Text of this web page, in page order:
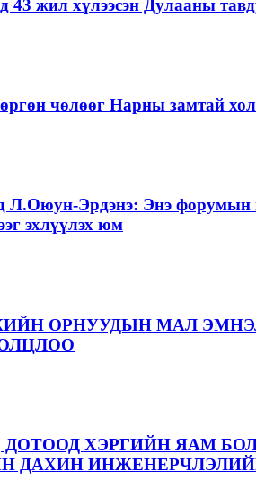
43 жил хүлээсэн Дулааны
чөлөөг Нарны замтай
Л.Оюун-Эрдэнэ: Энэ форумын
эхлүүлэх юм
ОРНУУДЫН МАЛ
ДОТООД ХЭРГИЙН ЯАМ
ДАХИН